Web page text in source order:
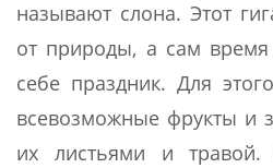
называют слона. Этот
от природы, а сам время
себе праздник. Для
всевозможные фрукты и
их листьями и травой.